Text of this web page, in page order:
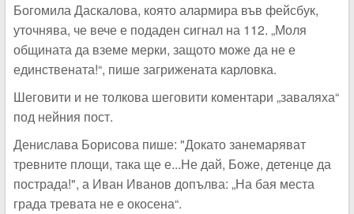
Богомила Даскалова, която алармира във фейсбук,
уточнява, че вече е подаден сигнал на 112. „Моля
общината да вземе мерки, защото може да не е
единствената!“, пише загрижената карловка.
Шеговити и не толкова шеговити коментари „заваляха“
под нейния пост.
Денислава Борисова пише: "Докато занемаряват
тревните площи, така ще е...Не дай, Боже, детенце да
пострада!", а Иван Иванов допълва: „На бая места
града тревата не е окосена“.